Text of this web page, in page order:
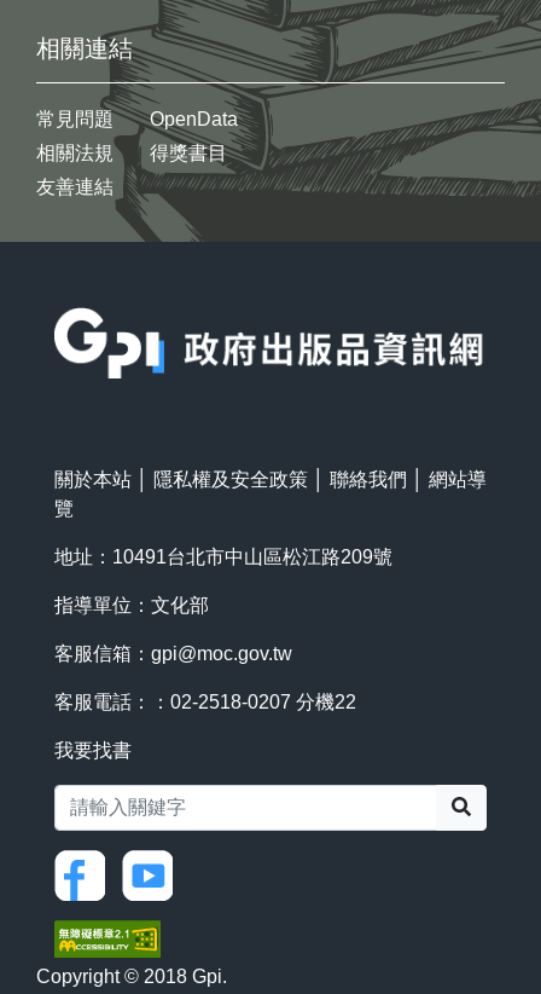
相關連結
常見問題
相關法規
友善連結
OpenData
得獎書目
關於本站 隱私權及安全政策 聯絡我們
網站導
覽
地址：10491台北市中山區松江路209號
指導單位：文化部
客服信箱： gpi@moc.gov.tw
客服電話：：02-2518-0207 分機22
我要找書
Copyright © 2018 Gpi.